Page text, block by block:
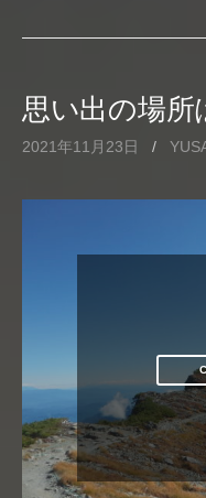
思い出の場所
2021年11月23日 /